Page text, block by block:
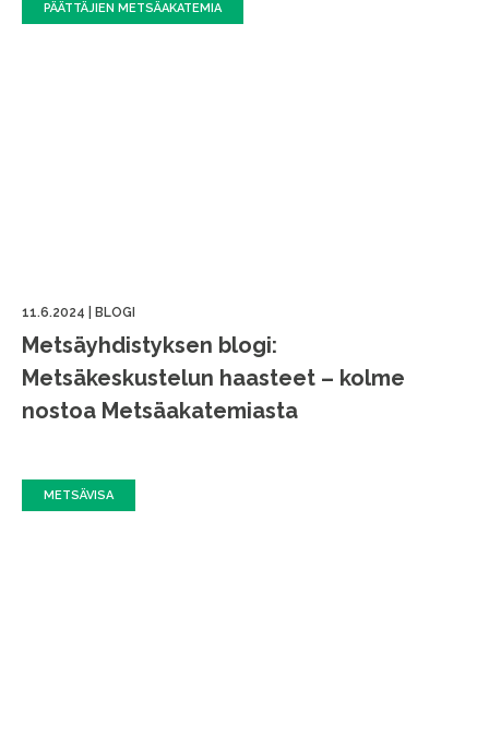
PÄÄTTÄJIEN METSÄAKATEMIA
11.6.2024 BLOGI
Metsäyhdistyksen blogi:
Metsäkeskustelun haasteet – kolme
nostoa Metsäakatemiasta
METSÄVISA